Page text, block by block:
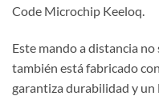
Code Microchip Keeloq.
Este mando a distancia
también está fabricado
garantiza durabilidad y